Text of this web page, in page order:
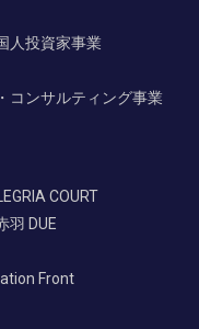
人投資家事業
コンサルティング事業
COURT
羽 DUE
Front